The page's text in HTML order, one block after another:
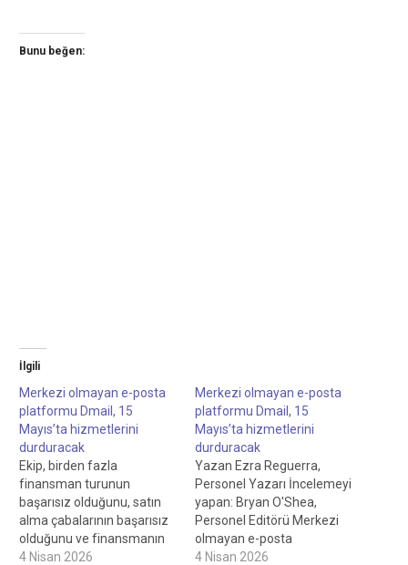
Bunu beğen:
İlgili
Merkezi olmayan e-posta
platformu Dmail, 15
Mayıs’ta hizmetlerini
durduracak
Ekip, birden fazla
finansman turunun
başarısız olduğunu, satın
alma çabalarının başarısız
olduğunu ve finansmanın
tükenmeye yaklaştığını
4 Nisan 2026
Merkezi olmayan e-posta
platformu Dmail, 15
Mayıs’ta hizmetlerini
durduracak
Yazan Ezra Reguerra,
Personel Yazarı İncelemeyi
yapan: Bryan O'Shea,
Personel Editörü Merkezi
olmayan e-posta
platformu Dmail Mayıs
4 Nisan 2026